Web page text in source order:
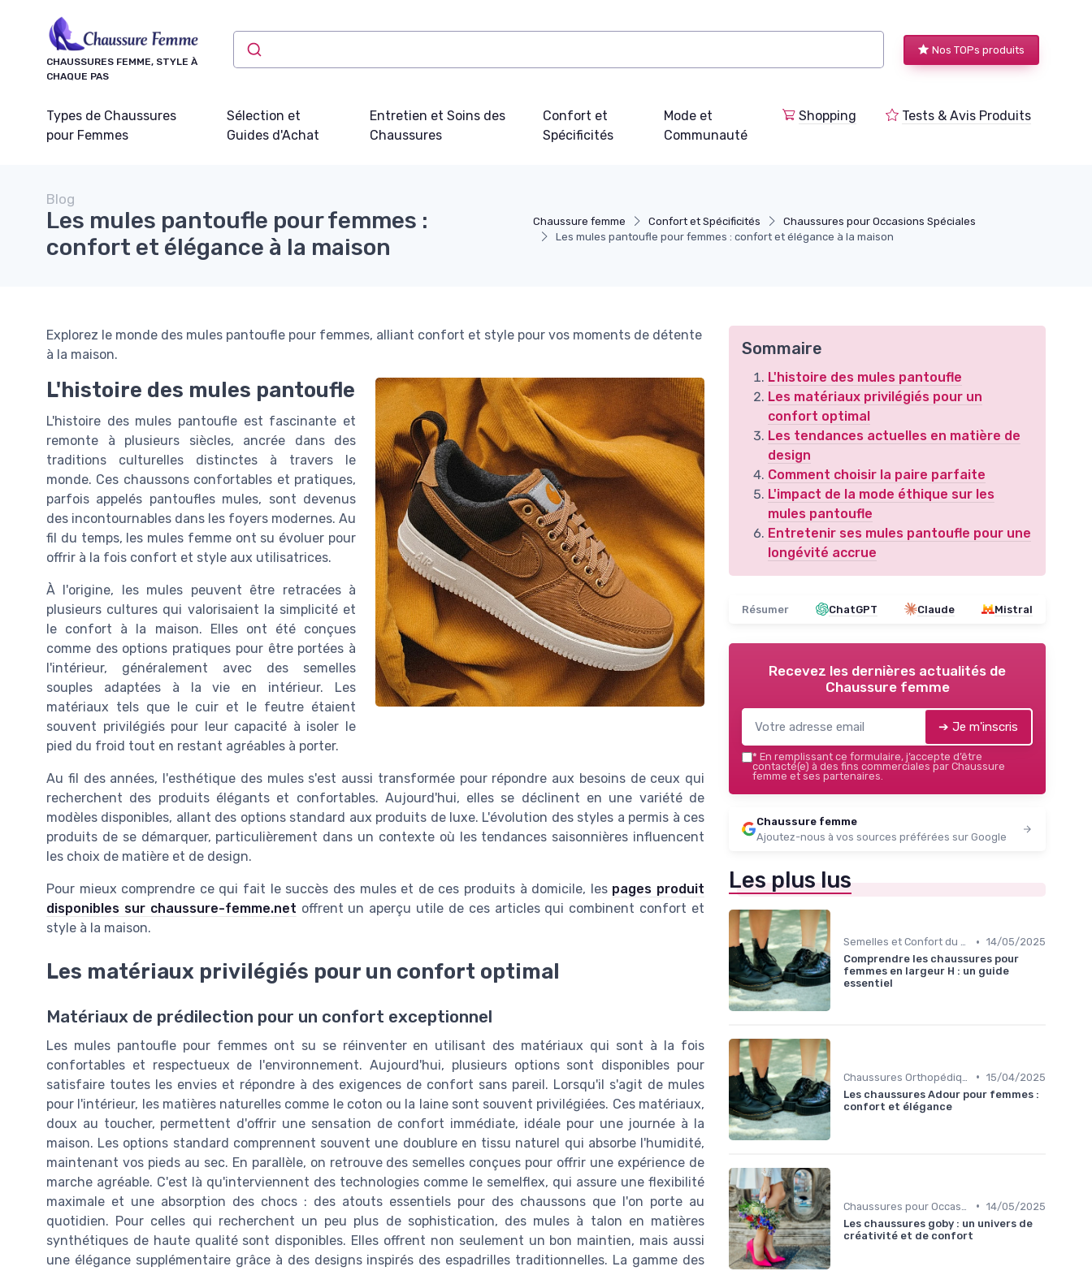
CHAUSSURES FEMME, STYLE À
CHAQUE PAS
Nos TOPs produits
Types de Chaussures
pour Femmes
Sélection et
Guides d'Achat
Entretien et Soins des
Chaussures
Confort et
Spécificités
Mode et
Communauté
Shopping Tests & Avis Produits
Chaussure femme Confort et Spécificités
Chaussures pour Occasions Spéciales
Les mules pantoufle pour femmes : confort et élégance à la maison
Blog
Les mules pantoufle pour femmes :
confort et élégance à la maison
Explorez le monde des mules pantoufle pour femmes, alliant confort et style pour vos moments de détente
à la maison.
L'histoire des mules pantoufle
L'histoire des mules pantoufle est fascinante et
remonte à plusieurs siècles, ancrée dans des
traditions culturelles distinctes à travers le
monde. Ces chaussons confortables et pratiques,
parfois appelés pantoufles mules, sont devenus
des incontournables dans les foyers modernes. Au
fil du temps, les mules femme ont su évoluer pour
offrir à la fois confort et style aux utilisatrices.
À l'origine, les mules peuvent être retracées à
plusieurs cultures qui valorisaient la simplicité et
le confort à la maison. Elles ont été conçues
comme des options pratiques pour être portées à
l'intérieur, généralement avec des semelles
souples adaptées à la vie en intérieur. Les
matériaux tels que le cuir et le feutre étaient
souvent privilégiés pour leur capacité à isoler le
pied du froid tout en restant agréables à porter.
Au fil des années, l'esthétique des mules s'est aussi transformée pour répondre aux besoins de ceux qui
recherchent des produits élégants et confortables. Aujourd'hui, elles se déclinent en une variété de
modèles disponibles, allant des options standard aux produits de luxe. L'évolution des styles a permis à ces
produits de se démarquer, particulièrement dans un contexte où les tendances saisonnières influencent
les choix de matière et de design.
Pour mieux comprendre ce qui fait le succès des mules et de ces produits à domicile, les pages produit
disponibles sur chaussure-femme.net offrent un aperçu utile de ces articles qui combinent confort et
style à la maison.
Les matériaux privilégiés pour un confort optimal
Matériaux de prédilection pour un confort exceptionnel
Les mules pantoufle pour femmes ont su se réinventer en utilisant des matériaux qui sont à la fois
confortables et respectueux de l'environnement. Aujourd'hui, plusieurs options sont disponibles pour
satisfaire toutes les envies et répondre à des exigences de confort sans pareil. Lorsqu'il s'agit de mules
pour l'intérieur, les matières naturelles comme le coton ou la laine sont souvent privilégiées. Ces matériaux,
doux au toucher, permettent d'offrir une sensation de confort immédiate, idéale pour une journée à la
maison. Les options standard comprennent souvent une doublure en tissu naturel qui absorbe l'humidité,
maintenant vos pieds au sec. En parallèle, on retrouve des semelles conçues pour offrir une expérience de
marche agréable. C'est là qu'interviennent des technologies comme le semelflex, qui assure une flexibilité
maximale et une absorption des chocs : des atouts essentiels pour des chaussons que l'on porte au
quotidien. Pour celles qui recherchent un peu plus de sophistication, des mules à talon en matières
synthétiques de haute qualité sont disponibles. Elles offrent non seulement un bon maintien, mais aussi
une élégance supplémentaire grâce à des designs inspirés des espadrilles traditionnelles. La gamme des
Sommaire
L'histoire des mules pantoufle
Les matériaux privilégiés pour un
confort optimal
Les tendances actuelles en matière de
design
Comment choisir la paire parfaite
L'impact de la mode éthique sur les
mules pantoufle
Entretenir ses mules pantoufle pour une
longévité accrue
Résumer ChatGPT Claude Mistral
Recevez les dernières actualités de
Chaussure femme
➔ Je m'inscris
* En remplissant ce formulaire, j’accepte d’être
contacté(e) à des fins commerciales par Chaussure
femme et ses partenaires.
Chaussure femme
Ajoutez-nous à vos sources préférées sur Google
Les plus lus
Semelles et Confort du Pied • 14/05/2025
Comprendre les chaussures pour
femmes en largeur H : un guide
essentiel
• 15/04/2025
Les chaussures Adour pour femmes :
confort et élégance
• 14/05/2025
Les chaussures goby : un univers de
créativité et de confort